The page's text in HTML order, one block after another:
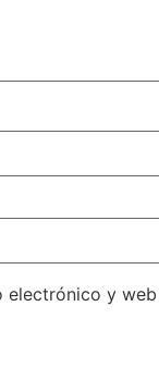
electrónico y